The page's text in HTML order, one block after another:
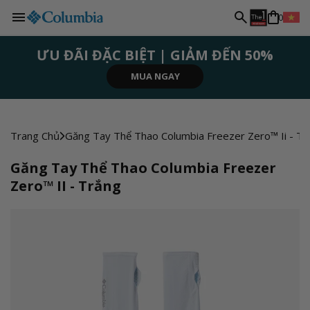
Chuyển
đến nội
dung
0N
ô
n
ĐĂNG KÝ NGAY
MUA NGAY
ƯU ĐÃI ĐẶC BIỆT | GIẢM ĐẾN 50%
MUA NGAY
ĐĂNG KÝ NGAY
MUA NGAY
Trang Chủ Găng Tay Thể Thao Columbia Freezer Zero™ Ii -
Găng Tay Thể Thao Columbia Freezer
Zero™ II - Trắng